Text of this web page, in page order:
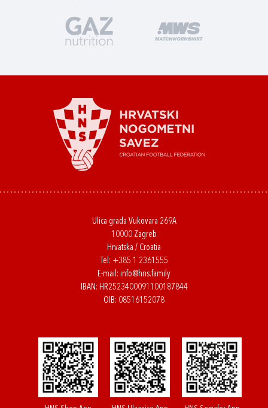
Ulica grada Vukovara 269A
10000 Zagreb
Hrvatska / Croatia
Tel: +385 1 2361555
E-mail: info@hns.family
IBAN: HR2523400091100187844
OIB: 08516152078